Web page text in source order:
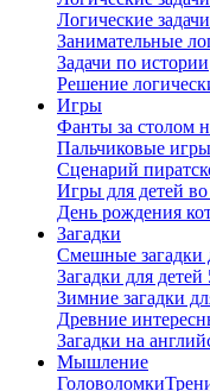
Логические
Занимательные
Задачи по истории
Решение
Игры
Фанты за столом
Пальчиковые
Сценарий
Игры для детей
День рождения
Загадки
Смешные загадки
Загадки для
Зимние загадки
Древние
Загадки на
Мышление
Головоломки